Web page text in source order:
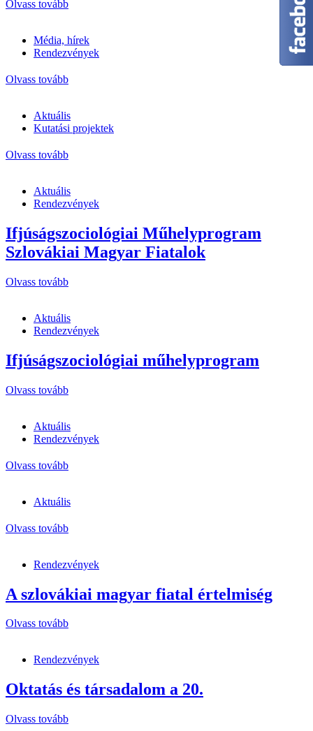
Olvass tovább
Média, hírek
Rendezvények
Olvass tovább
Aktuális
Kutatási projektek
Olvass tovább
Aktuális
Rendezvények
Ifjúságszociológiai Műhelyprogram
Szlovákiai Magyar Fiatalok
Olvass tovább
Aktuális
Rendezvények
Ifjúságszociológiai műhelyprogram
Olvass tovább
Aktuális
Rendezvények
Olvass tovább
Aktuális
Olvass tovább
Rendezvények
A szlovákiai magyar fiatal értelmiség
Olvass tovább
Rendezvények
Oktatás és társadalom a 20.
Olvass tovább